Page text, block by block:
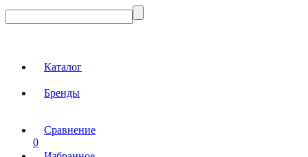
Каталог
Бренды
Сравнение
0